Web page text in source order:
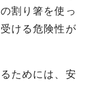
割り箸を使っ
ける危険性が
ためには、安